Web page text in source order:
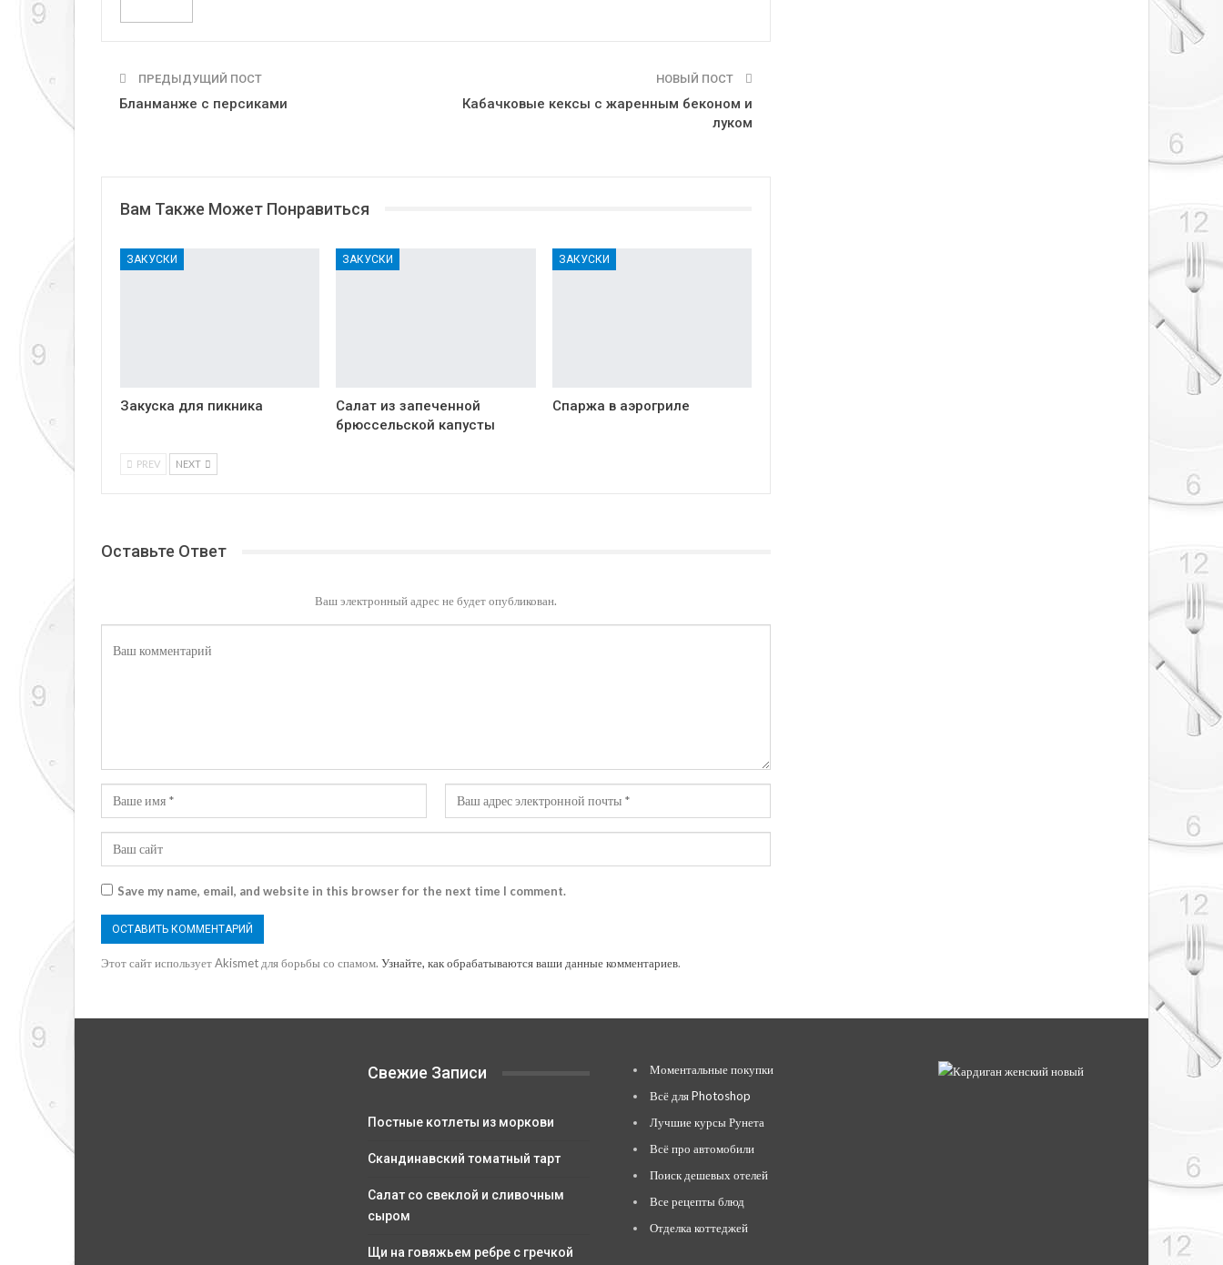
ПРЕДЫДУЩИЙ ПОСТ
Бланманже с персиками
НОВЫЙ ПОСТ
Кабачковые кексы с жаренным беконом и
луком
Вам Также Может Понравиться
ЗАКУСКИ
Закуска для пикника
ЗАКУСКИ
Салат из запеченной
брюссельской капусты
ЗАКУСКИ
Спаржа в аэрогриле
PREV NEXT
Оставьте Ответ
Ваш электронный адрес не будет опубликован.
Save my name, email, and website in this browser for the next time I comment.
Этот сайт использует Akismet для борьбы со спамом. Узнайте, как обрабатываются ваши данные комментариев.
Свежие Записи
Постные котлеты из моркови
Скандинавский томатный тарт
Салат со свеклой и сливочным
сыром
Щи на говяжьем ребре с гречкой
Моментальные покупки
Всё для Photoshop
Лучшие курсы Рунета
Всё про автомобили
Поиск дешевых отелей
Все рецепты блюд
Отделка коттеджей